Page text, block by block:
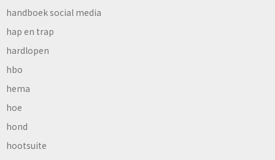
handboek social media
hap en trap
hardlopen
hbo
hema
hoe
hond
hootsuite